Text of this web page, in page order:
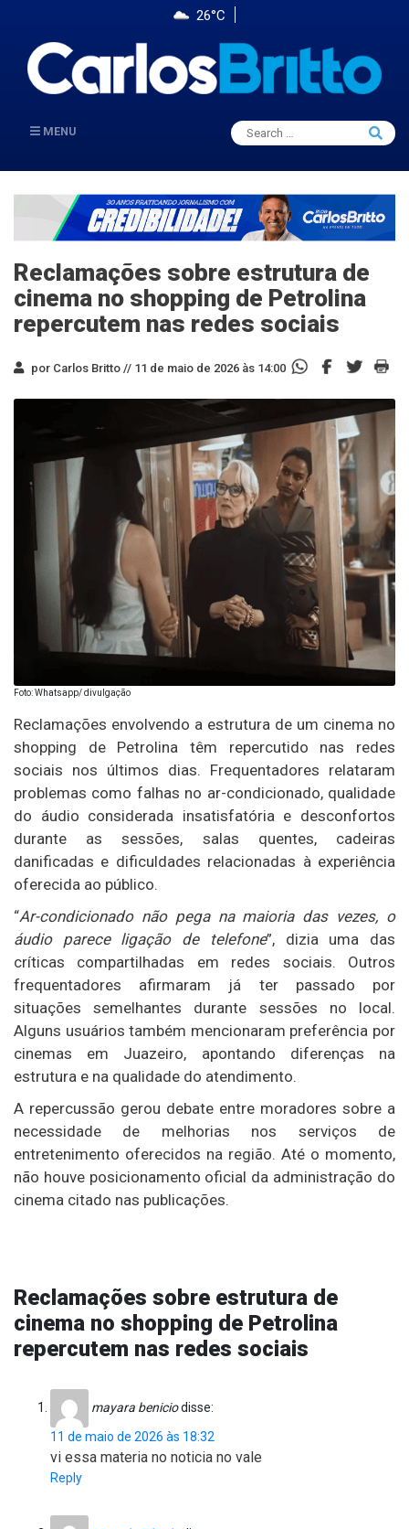
26°C
MENU
Search
for:
Search
Reclamações sobre estrutura de
cinema no shopping de Petrolina
repercutem nas redes sociais
por Carlos Britto // 11 de maio de 2026 às 14:00
Foto: Whatsapp/ divulgação
Reclamações envolvendo a estrutura de um cinema no
shopping de Petrolina têm repercutido nas redes
sociais nos últimos dias. Frequentadores relataram
problemas como falhas no ar-condicionado, qualidade
do áudio considerada insatisfatória e desconfortos
durante as sessões, salas quentes, cadeiras
danificadas e dificuldades relacionadas à experiência
oferecida ao público.
“Ar-condicionado não pega na maioria das vezes, o
áudio parece ligação de telefone”, dizia uma das
críticas compartilhadas em redes sociais. Outros
frequentadores afirmaram já ter passado por
situações semelhantes durante sessões no local.
Alguns usuários também mencionaram preferência por
cinemas em Juazeiro, apontando diferenças na
estrutura e na qualidade do atendimento.
A repercussão gerou debate entre moradores sobre a
necessidade de melhorias nos serviços de
entretenimento oferecidos na região. Até o momento,
não houve posicionamento oficial da administração do
cinema citado nas publicações.
Reclamações sobre estrutura de
cinema no shopping de Petrolina
repercutem nas redes sociais
mayara beniciodisse:
11 de maio de 2026 às 18:32
vi essa materia no noticia no vale
Reply